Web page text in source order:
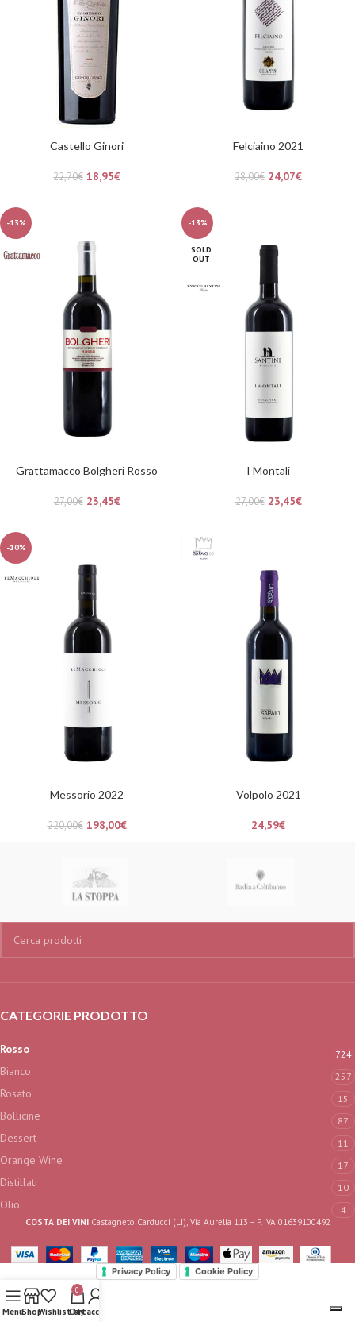
Castello Ginori
22,70€ 18,95€
Felciaino 2021
28,00€ 24,07€
-13%
Grattamacco Bolgheri Rosso
27,00€ 23,45€
-13%
SOLD
OUT
I Montali
27,00€ 23,45€
-10%
Messorio 2022
220,00€ 198,00€
Volpolo 2021
24,59€
CATEGORIE PRODOTTO
Rosso 724
Bianco 257
Rosato 15
Bollicine 87
Dessert 11
Orange Wine 17
Distillati 10
Olio 4
COSTA DEI VINI Castagneto Carducci (LI), Via Aurelia 113 – P. IVA 01639100492
MenuShopWishlist
0
Cart
My account
Privacy Policy Cookie Policy